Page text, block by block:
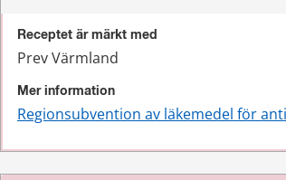
Receptet är märkt med
Prev Värmland
Mer information
Regionsubvention av läkemedel för